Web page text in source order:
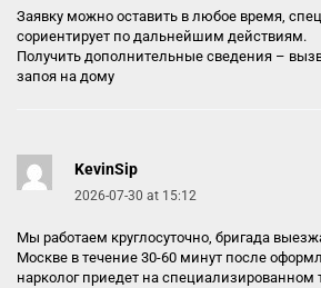
Заявку можно оставить в любое время,
сориентирует по дальнейшим действиям.
Получить дополнительные сведения –
запоя на дому
KevinSip
2026-07-30 at 15:12
Мы работаем круглосуточно, бригада
Москве в течение 30-60 минут после
нарколог приедет на специализированном